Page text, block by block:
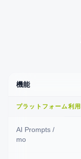
機能
プラットフォーム利用
AI Prompts /
mo